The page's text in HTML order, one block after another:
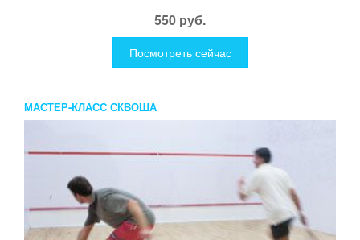
550 руб.
Посмотреть сейчас
МАСТЕР-КЛАСС СКВОША